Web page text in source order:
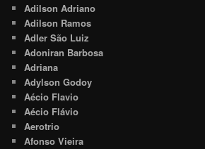
Adilson Adriano
Adilson Ramos
Adler São Luiz
Adoniran Barbosa
Adriana
Adylson Godoy
Aécio Flavio
Aécio Flávio
Aerotrio
Afonso Vieira